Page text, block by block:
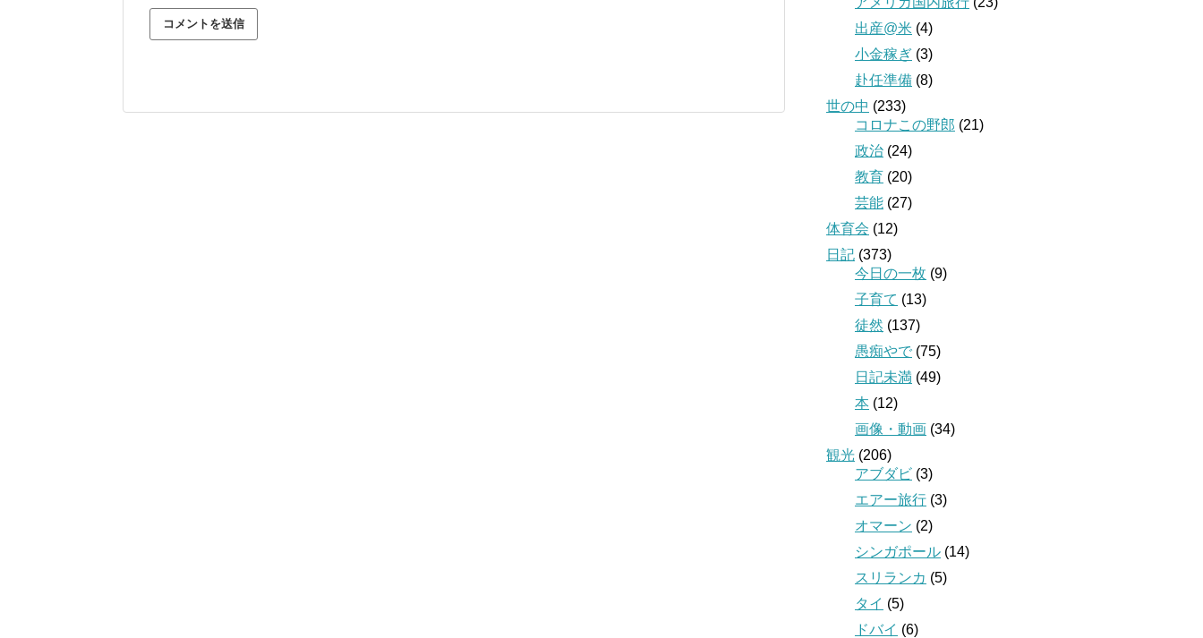
出産@米 (4)
小金稼ぎ (3)
赴任準備 (8)
世の中 (233)
コロナこの野郎 (21)
政治 (24)
教育 (20)
芸能 (27)
体育会 (12)
日記 (373)
今日の一枚 (9)
子育て (13)
徒然 (137)
愚痴やで (75)
日記未満 (49)
本 (12)
画像・動画 (34)
観光 (206)
アブダビ (3)
エアー旅行 (3)
オマーン (2)
シンガポール (14)
スリランカ (5)
タイ (5)
ドバイ (6)